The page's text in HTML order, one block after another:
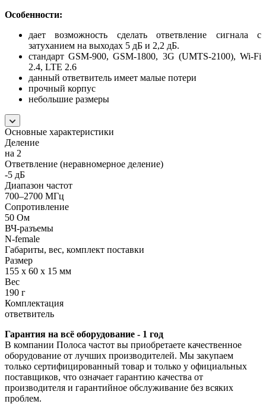
Особенности:
дает возможность сделать ответвление сигнала с
затуханием на выходах 5 дБ и 2,2 дБ.
стандарт GSM-900, GSM-1800, 3G (UMTS-2100), Wi-Fi
2.4, LTE 2.6
данный ответвитель имеет малые потери
прочный корпус
небольшие размеры
Основные характеристики
Деление
на 2
Ответвление (неравномерное деление)
-5 дБ
Диапазон частот
700–2700 МГц
Сопротивление
50 Ом
ВЧ-разъемы
N-female
Габариты, вес, комплект поставки
Размер
155 x 60 x 15 мм
Вес
190 г
Комплектация
ответвитель
Гарантия на всё оборудование - 1 год
В компании Полоса частот вы приобретаете качественное
оборудование от лучших производителей. Мы закупаем
только сертифицированный товар и только у официальных
поставщиков, что означает гарантию качества от
производителя и гарантийное обслуживание без всяких
проблем.